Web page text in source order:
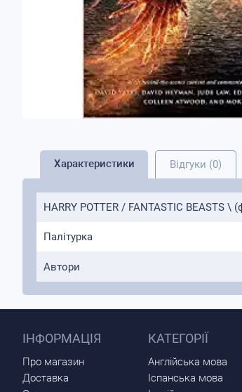
Характеристики Відгуки (0)
HARRY POTTER / FANTASTIC BEASTS \
Палітурка
Автори
ІНФОРМАЦІЯ
Про магазин
Доставка
КАТЕГОРІЇ
Англійська мова
Іспанська мова